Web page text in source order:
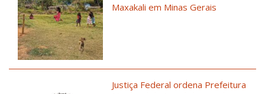
Maxakali em Minas Gerais
Justiça Federal ordena Prefeitura